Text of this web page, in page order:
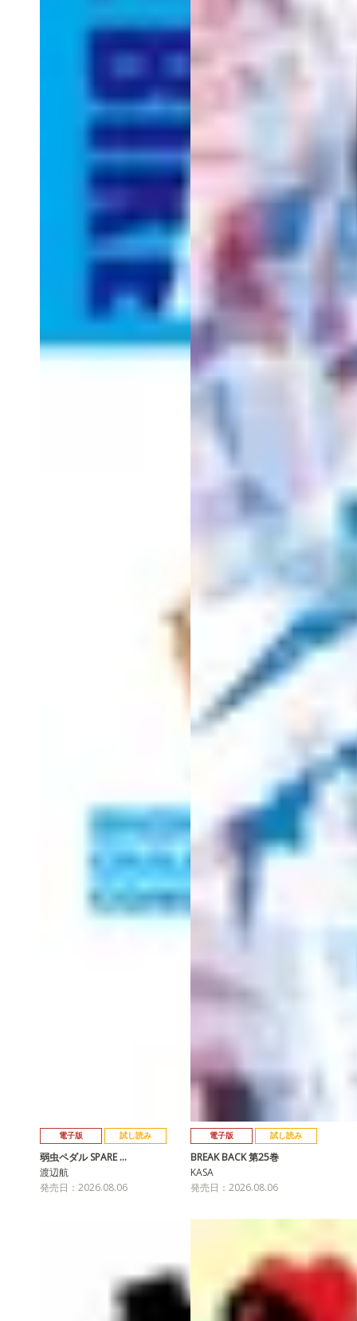
電子版 試し読み
弱虫ペダル SPARE …
渡辺航
発売日：2026.08.06
電子版 試し読み
BREAK BACK 第25巻
KASA
発売日：2026.08.06